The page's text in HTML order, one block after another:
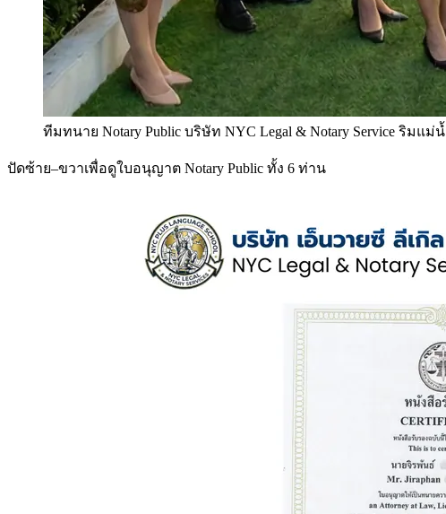
ทีมทนาย Notary Public บริษัท NYC Legal & Notary Service ริมแ
ปัดซ้าย–ขวาเพื่อดูใบอนุญาต Notary Public ทั้ง 6 ท่าน